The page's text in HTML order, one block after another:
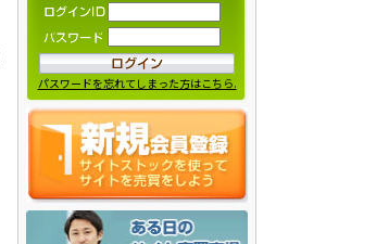
パスワードを忘れてしまった方はこちら.